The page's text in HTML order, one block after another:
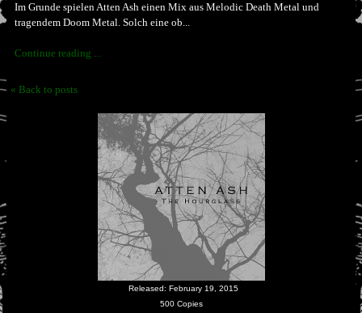
Im Grunde spielen Atten Ash einen Mix aus Melodic Death Metal und
tragendem Doom Metal. Solch eine ob...
Continue reading ...
« Back to posts
Released: February 19, 2015
500 Copies